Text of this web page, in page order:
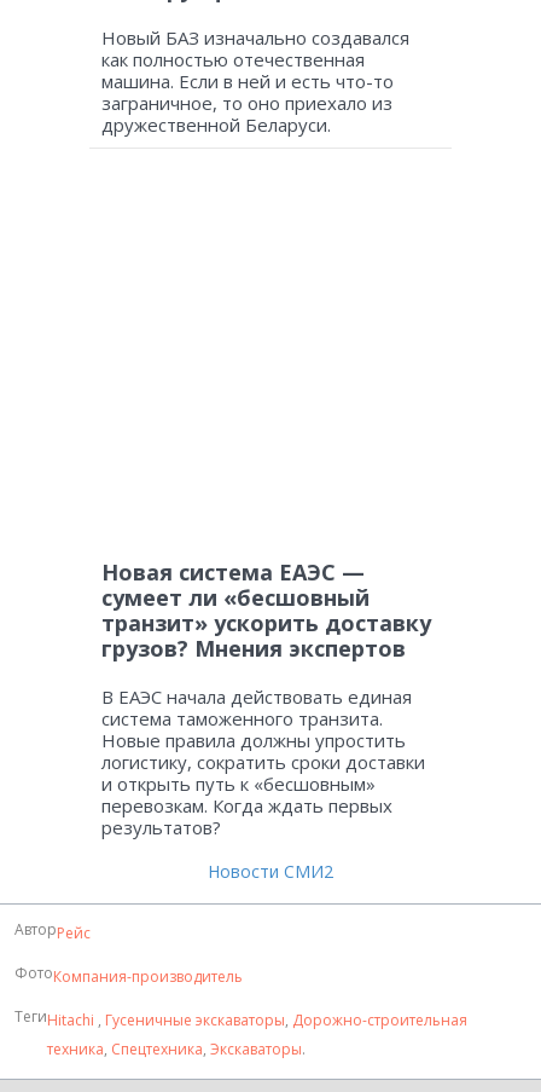
Новый БАЗ изначально создавался
как полностью отечественная
машина. Если в ней и есть что-то
заграничное, то оно приехало из
дружественной Беларуси.
Новая система ЕАЭС —
сумеет ли «бесшовный
транзит» ускорить доставку
грузов? Мнения экспертов
В ЕАЭС начала действовать единая
система таможенного транзита.
Новые правила должны упростить
логистику, сократить сроки доставки
и открыть путь к «бесшовным»
перевозкам. Когда ждать первых
результатов?
Новости СМИ2
АвторРейс
ФотоКомпания-производитель
ТегиHitachi , Гусеничные экскаваторы, Дорожно-строительная
техника, Спецтехника, Экскаваторы.